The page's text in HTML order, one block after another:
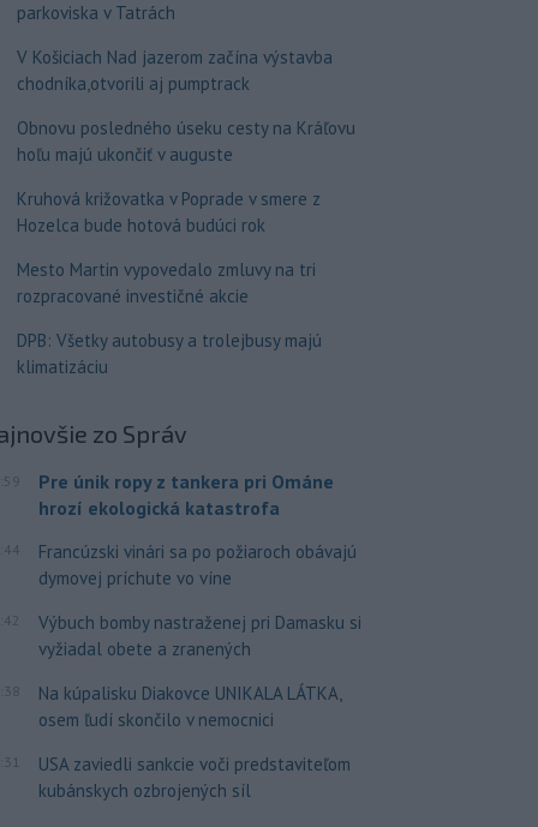
parkoviska v Tatrách
V Košiciach Nad jazerom začína výstavba
chodníka,otvorili aj pumptrack
Obnovu posledného úseku cesty na Kráľovu
hoľu majú ukončiť v auguste
Kruhová križovatka v Poprade v smere z
Hozelca bude hotová budúci rok
Mesto Martin vypovedalo zmluvy na tri
rozpracované investičné akcie
DPB: Všetky autobusy a trolejbusy majú
klimatizáciu
zo Správ
Pre únik ropy z tankera pri Ománe
hrozí ekologická katastrofa
Francúzski vinári sa po požiaroch obávajú
dymovej príchute vo víne
Výbuch bomby nastraženej pri Damasku si
vyžiadal obete a zranených
Na kúpalisku Diakovce UNIKALA LÁTKA,
osem ľudí skončilo v nemocnici
USA zaviedli sankcie voči predstaviteľom
kubánskych ozbrojených síl